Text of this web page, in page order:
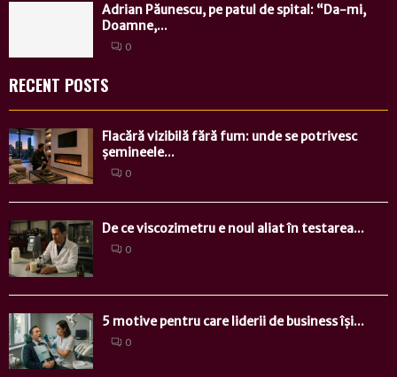
Adrian Păunescu, pe patul de spital: “Da-mi,
Doamne,...
0
RECENT POSTS
Flacără vizibilă fără fum: unde se potrivesc
șemineele...
0
De ce viscozimetru e noul aliat în testarea...
0
5 motive pentru care liderii de business își...
0